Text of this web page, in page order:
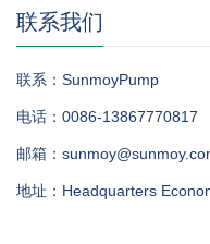
联系我们
联系：SunmoyPump
电话：0086-13867770817
邮箱：
地址：Headquarters